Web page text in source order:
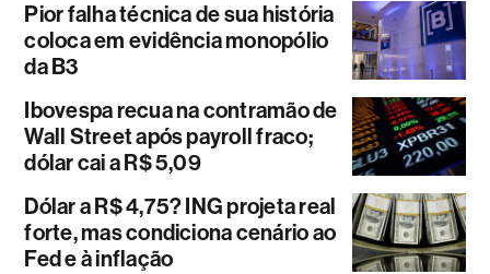
Pior falha técnica de sua história
coloca em evidência monopólio
da B3
Ibovespa recua na contramão de
Wall Street após payroll fraco;
dólar cai a R$ 5,09
Dólar a R$ 4,75? ING projeta real
forte, mas condiciona cenário ao
Fed e à inflação